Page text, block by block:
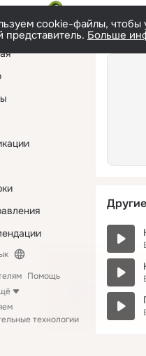
cookie-файлы, чтобы
представитель. Больше
Помощь
технологии